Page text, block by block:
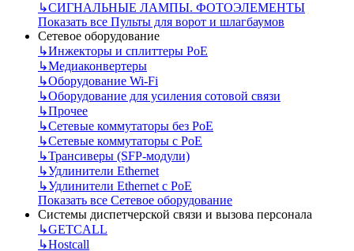
↳СИГНАЛЬНЫЕ ЛАМПЫ. ФОТОЭЛЕМЕНТЫ
Показать все Пульты для ворот и шлагбаумов
Сетевое оборудование
↳Инжекторы и сплиттеры РоЕ
↳Медиаконвертеры
↳Оборудование Wi-Fi
↳Оборудование для усиления сотовой связи
↳Прочее
↳Сетевые коммутаторы без РоЕ
↳Сетевые коммутаторы с РоЕ
↳Трансиверы (SFP-модули)
↳Удлинители Ethernet
↳Удлинители Ethernet с PoE
Показать все Сетевое оборудование
Системы диспетчерской связи и вызова персонала
↳GETCALL
↳Hostcall